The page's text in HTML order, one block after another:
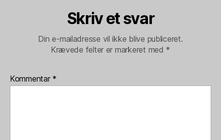
Skriv et svar
Din e-mailadresse vil ikke blive publiceret.
Krævede felter er markeret med *
Kommentar *